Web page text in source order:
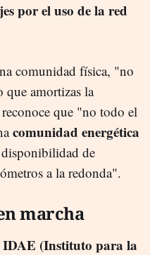
por el uso de la red
comunidad física, "no
que amortizas la
que "no todo el
comunidad energética
de
a la redonda".
marcha
IDAE (Instituto para la